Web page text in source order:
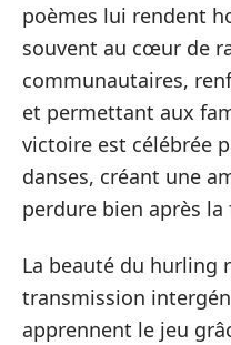
poèmes lui rendent
souvent au cœur de
communautaires,
et permettant aux
victoire est célébrée
danses, créant une
perdure bien après
La beauté du hurling
transmission
apprennent le jeu